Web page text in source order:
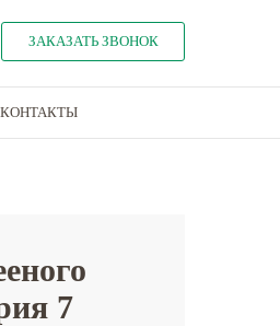
ЗАКАЗАТЬ ЗВОНОК
КОНТАКТЫ
7